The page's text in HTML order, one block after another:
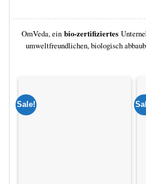
OmVeda, ein bio-zertifiziertes
umweltfreundlichen, biologisch
Sale!